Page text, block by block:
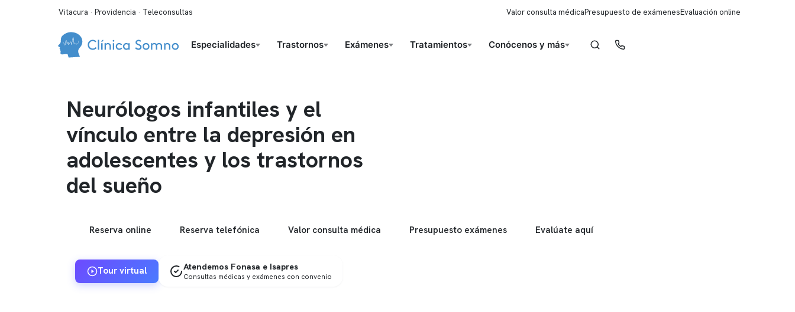
Vitacura · Providencia · Teleconsultas Valor consulta médicaPresupuesto de exámenesEvaluación online
Especialidades Trastornos Exámenes Tratamientos Conócenos y más
Neurólogos infantiles y el
vínculo entre la depresión en
adolescentes y los trastornos
del sueño
Reserva online Reserva telefónica Valor consulta médica Presupuesto exámenes Evalúate aquí
Tour virtual Atendemos Fonasa e Isapres
Consultas médicas y exámenes con convenio